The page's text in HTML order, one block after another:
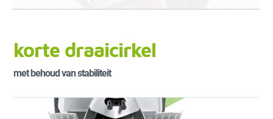
korte draaicirkel
met behoud van stabiliteit